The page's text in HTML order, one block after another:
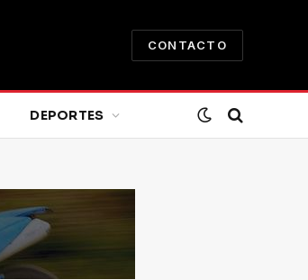
CONTACTO
DEPORTES